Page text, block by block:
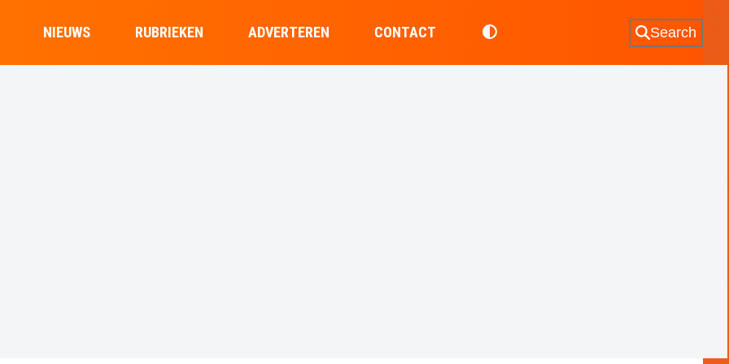
NIEUWS RUBRIEKEN ADVERTEREN CONTACT Search